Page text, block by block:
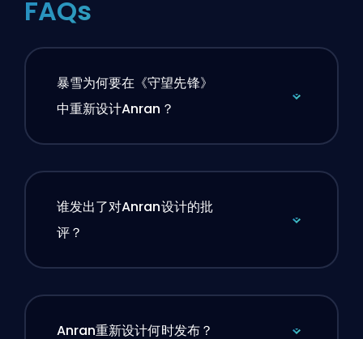
FAQs
暴雪为何要在《守望先锋》
中重新设计Anran？
谁发出了对Anran设计的批
评？
Anran重新设计何时发布？